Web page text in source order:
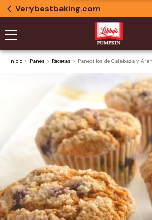
Verybestbaking.com
Inicio Panes Recetas Panecillos de Calabaza y